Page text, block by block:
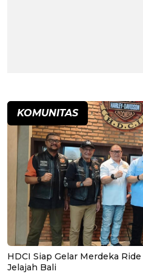
KOMUNITAS
HDCI Siap Gelar Merdeka
Jelajah Bali